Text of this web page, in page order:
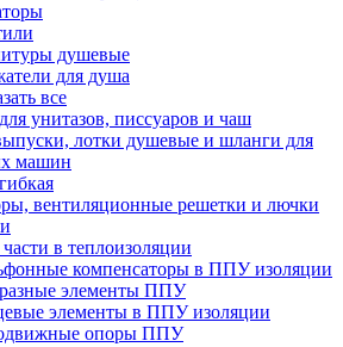
душевые
для душа
все
унитазов, писсуаров и чаш
лотки душевые и шланги для
машин
вентиляционные решетки и лючки
в теплоизоляции
компенсаторы в ППУ изоляции
элементы ППУ
элементы в ППУ изоляции
опоры ППУ